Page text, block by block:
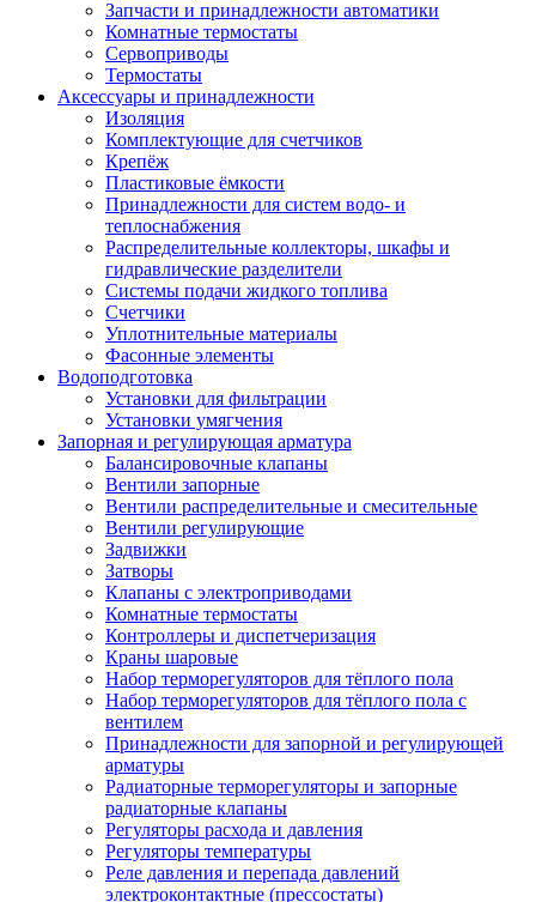
Запчасти и принадлежности автоматики
Комнатные термостаты
Сервоприводы
Термостаты
Аксессуары и принадлежности
Изоляция
Комплектующие для счетчиков
Крепёж
Пластиковые ёмкости
Принадлежности для систем водо- и
теплоснабжения
Распределительные коллекторы, шкафы и
гидравлические разделители
Системы подачи жидкого топлива
Счетчики
Уплотнительные материалы
Фасонные элементы
Водоподготовка
Установки для фильтрации
Установки умягчения
Запорная и регулирующая арматура
Балансировочные клапаны
Вентили запорные
Вентили распределительные и смесительные
Вентили регулирующие
Задвижки
Затворы
Клапаны с электроприводами
Комнатные термостаты
Контроллеры и диспетчеризация
Краны шаровые
Набор терморегуляторов для тёплого пола
Набор терморегуляторов для тёплого пола с
вентилем
Принадлежности для запорной и регулирующей
арматуры
Радиаторные терморегуляторы и запорные
радиаторные клапаны
Регуляторы расхода и давления
Регуляторы температуры
Реле давления и перепада давлений
электроконтактные (прессостаты)